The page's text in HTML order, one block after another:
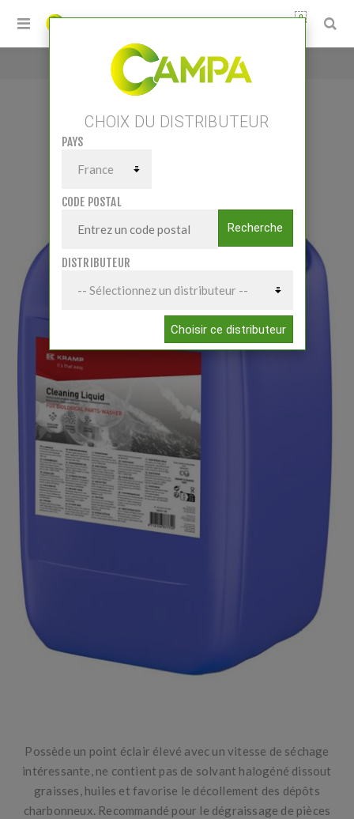
0
Accueil / Liquide pour fontaine Bio 20L
LIQUIDE POUR FONTAINE BIO 20L
Possède un point éclair élevé avec un vitesse de séchage
intéressante, ne contient pas de solvant halogéné dissout
graisses, huiles et favorise le décollement des dépôts
charbonneux. Recommandé pour le dégraissage de pièces
CHOIX DU DISTRIBUTEUR
PAYS
CODE POSTAL
Recherche
DISTRIBUTEUR
Choisir ce distributeur